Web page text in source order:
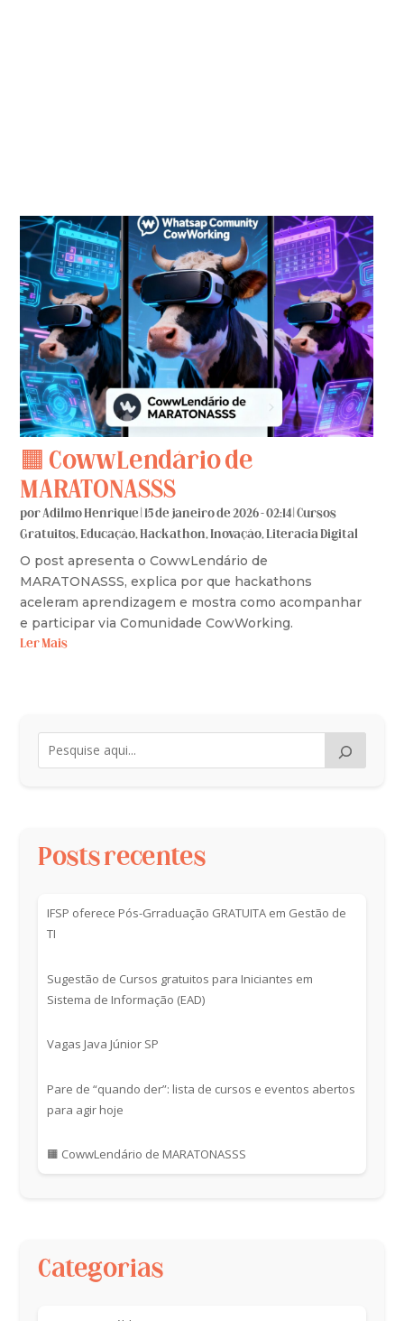
🟧 CowwLendário de
MARATONASSS
porAdilmo Henrique |15 de janeiro de 2026 - 02:14 |Cursos
Gratuitos,Educação,Hackathon,Inovação,Literacia Digital
O post apresenta o CowwLendário de
MARATONASSS, explica por que hackathons
aceleram aprendizagem e mostra como acompanhar
e participar via Comunidade CowWorking.
Ler Mais
Posts recentes
IFSP oferece Pós-Grraduação GRATUITA em Gestão de
TI
Sugestão de Cursos gratuitos para Iniciantes em
Sistema de Informação (EAD)
Vagas Java Júnior SP
Pare de “quando der”: lista de cursos e eventos abertos
para agir hoje
🟧 CowwLendário de MARATONASSS
Categorias